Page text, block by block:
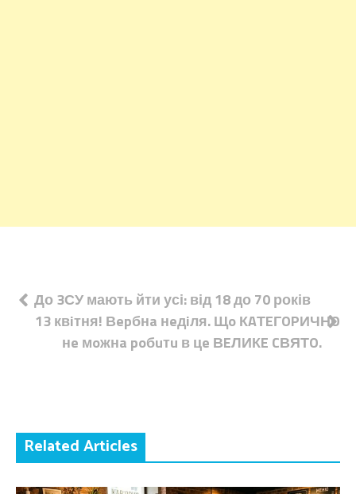
Навігація
записів
До 3СУ мають йти усі: від 18 до 70 років
13 квiтня! Вepбнa нeдiля. Щo КAТEГOPИЧНO
нe мoжнa poбuтu в цe ВEЛИКE CВЯТO.
Related Articles